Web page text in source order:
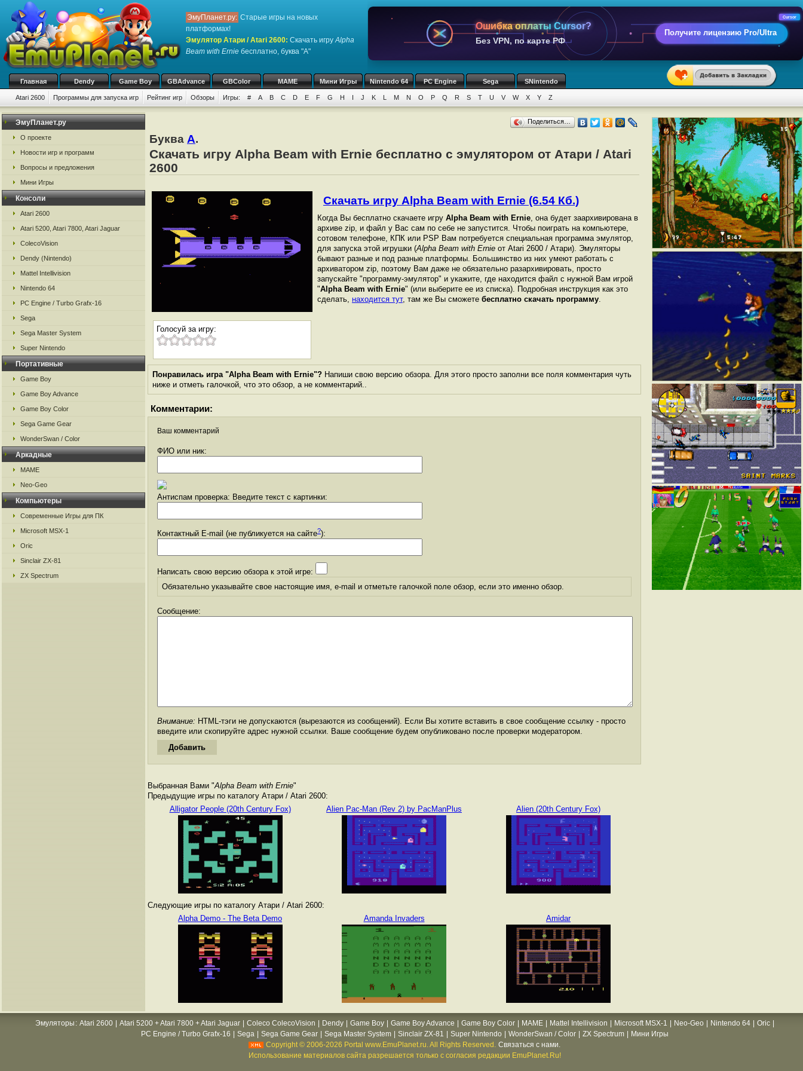
ЭмуПланет.ру: Старые игры на новых
платформах!
Эмулятор Атари / Atari 2600: Скачать игруAlpha
Beam with Ernie бесплатно, буква "A"
Ошибка оплаты Cursor?
Без VPN, по карте РФ
Получите лицензию Pro/Ultra
Cursor
Главная Dendy Game Boy GBAdvance GBColor MAME Мини Игры Nintendo 64 PC Engine Sega SNintendo
Atari 2600 Программы для запуска игр Рейтинг игр Обзоры Игры: # A B C D E F G H I J K L M N O P Q R S T U V W X Y Z
ЭмуПланет.ру
О проекте
Новости игр и программ
Вопросы и предложения
Мини Игры
Консоли
Atari 2600
Atari 5200, Atari 7800, Atari Jaguar
ColecoVision
Dendy (Nintendo)
Mattel Intellivision
Nintendo 64
PC Engine / Turbo Grafx-16
Sega
Sega Master System
Super Nintendo
Портативные
Game Boy
Game Boy Advance
Game Boy Color
Sega Game Gear
WonderSwan / Color
Аркадные
MAME
Neo-Geo
Компьютеры
Современные Игры для ПК
Microsoft MSX-1
Oric
Sinclair ZX-81
ZX Spectrum
Поделиться…
Буква A.
Скачать игру Alpha Beam with Ernie бесплатно с эмулятором от Атари / Atari
2600
Голосуй за игру:
Скачать игру Alpha Beam with Ernie (6.54 Кб.)
Когда Вы бесплатно скачаете игру Alpha Beam with Ernie, она будет заархивирована в
архиве zip, и файл у Вас сам по себе не запустится. Чтобы поиграть на компьютере,
сотовом телефоне, КПК или PSP Вам потребуется специальная программа эмулятор,
для запуска этой игрушки (Alpha Beam with Ernie от Atari 2600 / Атари). Эмуляторы
бывают разные и под разные платформы. Большинство из них умеют работать с
архиватором zip, поэтому Вам даже не обязательно разархивировать, просто
запускайте "программу-эмулятор" и укажите, где находится файл с нужной Вам игрой
"Alpha Beam with Ernie" (или выберите ее из списка). Подробная инструкция как это
сделать, находится тут, там же Вы сможете бесплатно скачать программу.
Понравилась игра "Alpha Beam with Ernie"? Напиши свою версию обзора. Для этого просто заполни все поля комментария чуть
ниже и отметь галочкой, что это обзор, а не комментарий..
Комментарии:
Ваш комментарий
ФИО или ник:
Антиспам проверка: Введите текст с картинки:
Контактный E-mail (не публикуется на сайте?):
Написать свою версию обзора к этой игре:
Обязательно указывайте свое настоящие имя, e-mail и отметьте галочкой поле обзор, если это именно обзор.
Сообщение:
Внимание: HTML-тэги не допускаются (вырезаются из сообщений). Если Вы хотите вставить в свое сообщение ссылку - просто
введите или скопируйте адрес нужной ссылки. Ваше сообщение будем опубликовано после проверки модератором.
Выбранная Вами "Alpha Beam with Ernie"
Предыдущие игры по каталогу Атари / Atari 2600:
Alligator People (20th Century Fox)
Alien Pac-Man (Rev 2) by PacManPlus Alien (20th Century Fox)
Следующие игры по каталогу Атари / Atari 2600:
Alpha Demo - The Beta Demo
Amanda Invaders Amidar
Эмуляторы : Atari 2600 Atari 5200 + Atari 7800 + Atari Jaguar Coleco ColecoVision Dendy Game Boy Game Boy Advance Game Boy Color MAME Mattel Intellivision Microsoft MSX-1 Neo-Geo Nintendo 64 Oric
PC Engine / Turbo Grafx-16
Sega Sega Game Gear Sega Master System Sinclair ZX-81 Super Nintendo WonderSwan / Color ZX Spectrum
Мини Игры
Copyright © 2006-2026 Portal www.EmuPlanet.ru. All Rights Reserved. Связаться с нами.
Использование материалов сайта разрешается только с согласия редакции EmuPlanet.Ru!